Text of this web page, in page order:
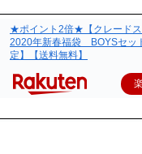
★ポイント2倍★【クレード
2020年新春福袋 BOYSセッ
定】【送料無料】